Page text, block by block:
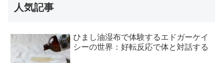
人気記事
ひまし油湿布で体験するエドガーケイ
シーの世界：好転反応で体と対話する